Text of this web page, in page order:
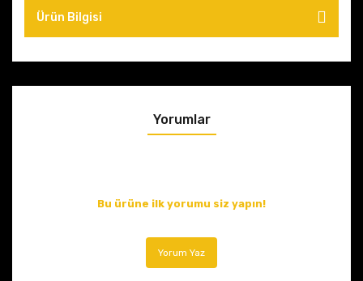
Ürün Bilgisi
Yorumlar
Bu ürüne ilk yorumu siz yapın!
Yorum Yaz